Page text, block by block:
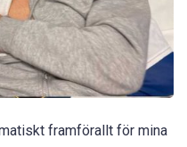
framförallt för mina